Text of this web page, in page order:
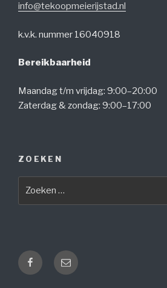
info@tekoopmeierijstad.nl
k.v.k. nummer 16040918
Bereikbaarheid
Maandag t/m vrijdag: 9:00–20:00
Zaterdag & zondag: 9:00–17:00
ZOEKEN
Facebook
E-
mail